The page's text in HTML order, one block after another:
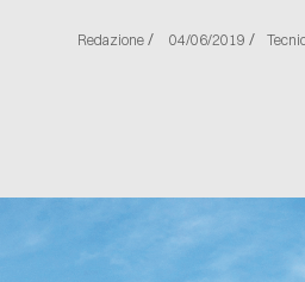
Redazione/ 04/06/2019 /